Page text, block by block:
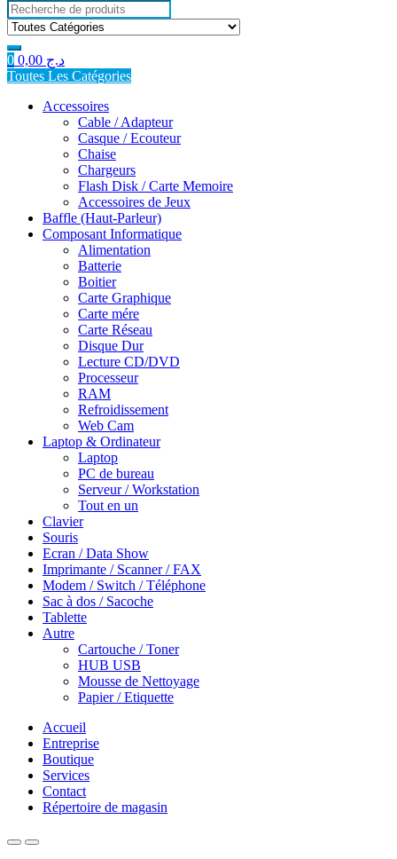
0 د.ج
Toutes Les Catégories
Accessoires
Cable / Adapteur
Casque / Ecouteur
Chaise
Chargeurs
Flash Disk / Carte Memoire
Accessoires de Jeux
Baffle (Haut-Parleur)
Composant Informatique
Alimentation
Batterie
Boitier
Carte Graphique
Carte mére
Carte Réseau
Disque Dur
Lecture CD/DVD
Processeur
RAM
Refroidissement
Web Cam
Laptop & Ordinateur
Laptop
PC de bureau
Serveur / Workstation
Tout en un
Clavier
Souris
Ecran / Data Show
Imprimante / Scanner / FAX
Modem / Switch / Téléphone
Sac à dos / Sacoche
Tablette
Autre
Cartouche / Toner
HUB USB
Mousse de Nettoyage
Papier / Etiquette
Accueil
Entreprise
Boutique
Services
Contact
Répertoire de magasin